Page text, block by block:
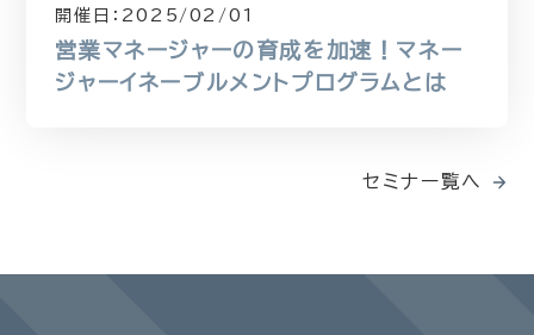
開催日： 2025/02/01
営業マネージャーの育成を加速！マネー
ジャーイネーブルメントプログラムとは
セミナー覧へ